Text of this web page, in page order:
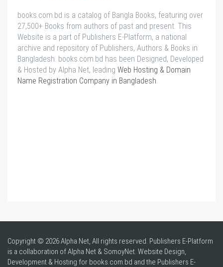
books.com.bd is a catalog of Bangla Books, featuring over
27,500+ Books from authors of past and present. This
Website is a part of Publishers E-Platform, a national
archive and repository of Publishers, Authors & Books in
Bangladesh. books.com.bd has been Designed, Developed
& Hosted by Alpha Net, leading Web Hosting & Domain
Name Registration Company in Bangladesh
Copyright © 2026 Alpha Net, All rights reserved. Publishers E-Platform
is a collaboration of Alpha Net & SomoyNet. Website Design,
Development & Hosting for books.com.bd and the Publishers E-